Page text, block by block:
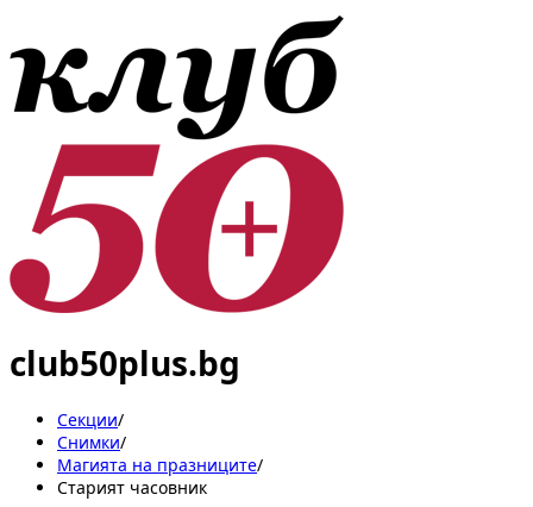
club50plus.bg
Секции/
Снимки/
Магията на празниците/
Старият часовник